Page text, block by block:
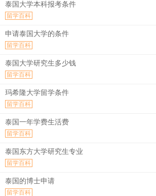
泰国大学本科报考条件
留学百科
申请泰国大学的条件
留学百科
泰国大学研究生多少钱
留学百科
玛希隆大学留学条件
留学百科
泰国一年学费生活费
留学百科
泰国东方大学研究生专业
留学百科
泰国的博士申请
留学百科